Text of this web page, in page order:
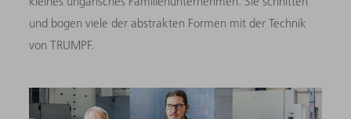
und bogen viele der abstrakten Formen mit der Technik
von TRUMPF.